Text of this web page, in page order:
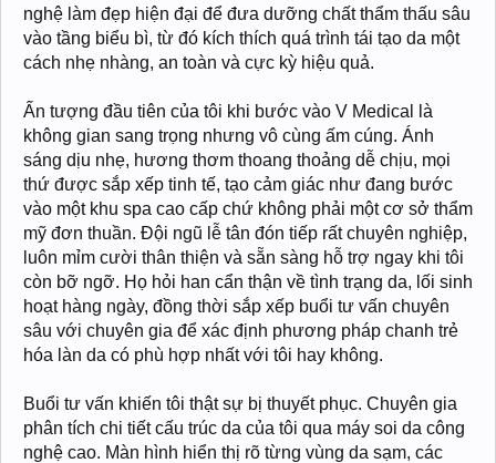
nghệ làm đẹp hiện đại để đưa dưỡng chất thẩm thấu sâu
vào tầng biểu bì, từ đó kích thích quá trình tái tạo da một
cách nhẹ nhàng, an toàn và cực kỳ hiệu quả.
Ấn tượng đầu tiên của tôi khi bước vào V Medical là
không gian sang trọng nhưng vô cùng ấm cúng. Ánh
sáng dịu nhẹ, hương thơm thoang thoảng dễ chịu, mọi
thứ được sắp xếp tinh tế, tạo cảm giác như đang bước
vào một khu spa cao cấp chứ không phải một cơ sở thẩm
mỹ đơn thuần. Đội ngũ lễ tân đón tiếp rất chuyên nghiệp,
luôn mỉm cười thân thiện và sẵn sàng hỗ trợ ngay khi tôi
còn bỡ ngỡ. Họ hỏi han cẩn thận về tình trạng da, lối sinh
hoạt hàng ngày, đồng thời sắp xếp buổi tư vấn chuyên
sâu với chuyên gia để xác định phương pháp chanh trẻ
hóa làn da có phù hợp nhất với tôi hay không.
Buổi tư vấn khiến tôi thật sự bị thuyết phục. Chuyên gia
phân tích chi tiết cấu trúc da của tôi qua máy soi da công
nghệ cao. Màn hình hiển thị rõ từng vùng da sạm, các